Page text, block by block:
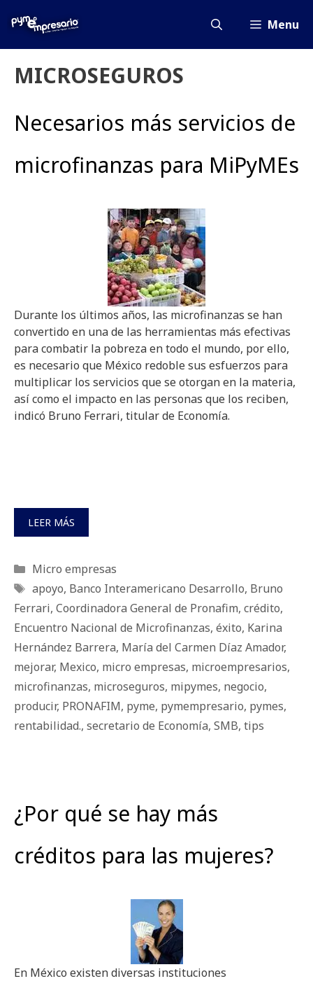
Menu
MICROSEGUROS
Necesarios más servicios de
microfinanzas para MiPyMEs
Durante los últimos años, las microfinanzas se han
convertido en una de las herramientas más efectivas
para combatir la pobreza en todo el mundo, por ello,
es necesario que México redoble sus esfuerzos para
multiplicar los servicios que se otorgan en la materia,
así como el impacto en las personas que los reciben,
indicó Bruno Ferrari, titular de Economía.
LEER MÁS
Categorías
Micro empresas
Etiquetas
apoyo, Banco Interamericano Desarrollo, Bruno
Ferrari, Coordinadora General de Pronafim, crédito,
Encuentro Nacional de Microfinanzas, éxito, Karina
Hernández Barrera, María del Carmen Díaz Amador,
mejorar, Mexico, micro empresas, microempresarios,
microfinanzas, microseguros, mipymes, negocio,
producir, PRONAFIM, pyme, pymempresario, pymes,
rentabilidad., secretario de Economía, SMB, tips
¿Por qué se hay más
créditos para las mujeres?
En México existen diversas instituciones